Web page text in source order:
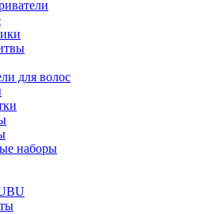
для волос
наборы